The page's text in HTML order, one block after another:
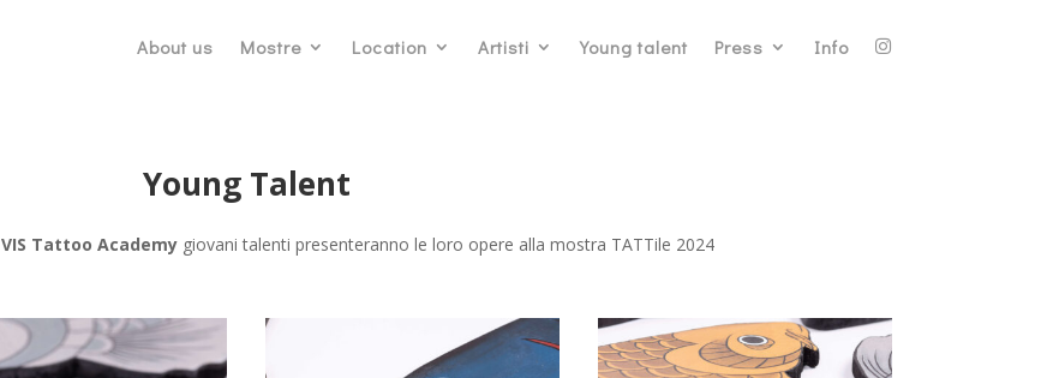
About us Mostre Location Artisti Young talent Press Info
Young Talent
VIS Tattoo Academygiovani talenti presenteranno le loro opere alla mostra TATTile 2024